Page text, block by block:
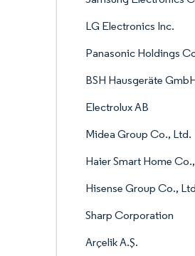
LG Electronics Inc.
Panasonic Holdings
BSH Hausgeräte
Electrolux AB
Midea Group Co., Ltd.
Haier Smart Home
Hisense Group Co.,
Sharp Corporation
Arçelik A.Ş.